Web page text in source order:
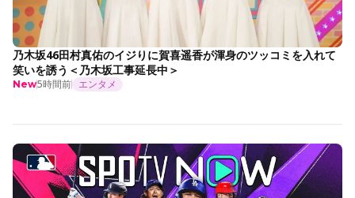
乃木坂46田村真佑のイジりに賀喜遥香が渾身のツッコミを入れて
笑いを誘う＜乃木坂工事延長中＞
New5時間前 エンタメ